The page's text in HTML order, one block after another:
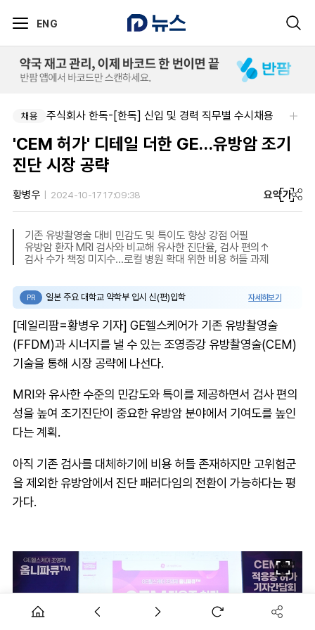
ENG
채용 주식회사 한독-[한독] 신입 및 경력 직무별 수시채용
'CEM 허가' 디테일 더한 GE…유방암 조기
진단 시장 공략
황병우 2024-10-17 17:09:38 요약가
기존 유방촬영술 대비 민감도 및 특이도 향상 강점 어필
유방암 환자 MRI 검사와 비교해 유사한 진단율, 검사 편의↑
검사 수가 책정 미지수…로컬 병원 확대 위한 비용 허들 과제
PR 일본 주요 대학교 약학부 입시 신(편)입학 자세히보기
[데일리팜=황병우 기자] GE헬스케어가 기존 유방촬영술
(FFDM)과 시너지를 낼 수 있는 조영증강 유방촬영술(CEM)
기술을 통해 시장 공략에 나선다.
MRI와 유사한 수준의 민감도와 특이를 제공하면서 검사 편의
성을 높여 조기진단이 중요한 유방암 분야에서 기여도를 높인
다는 계획.
아직 기존 검사를 대체하기에 비용 허들 존재하지만 고위험군
을 제외한 유방암에서 진단 패러다임의 전환이 가능하다는 평
가다.